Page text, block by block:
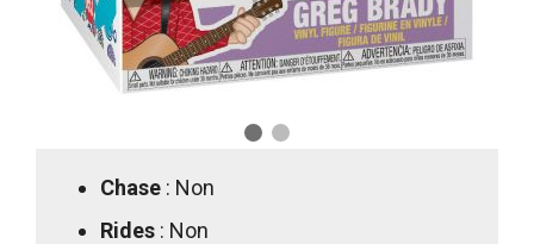
Chase : Non
Rides : Non